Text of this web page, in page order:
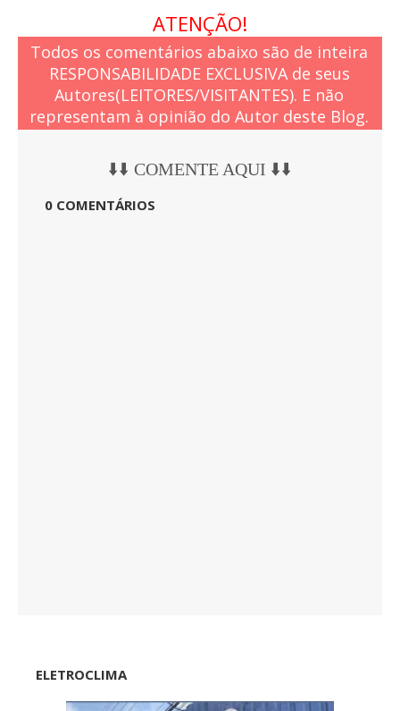
ATENÇÃO!
Todos os comentários abaixo são de inteira
RESPONSABILIDADE EXCLUSIVA de seus
Autores(LEITORES/VISITANTES). E não
representam à opinião do Autor deste Blog.
⬇️⬇️ COMENTE AQUI ⬇️⬇️
0 COMENTÁRIOS
ELETROCLIMA